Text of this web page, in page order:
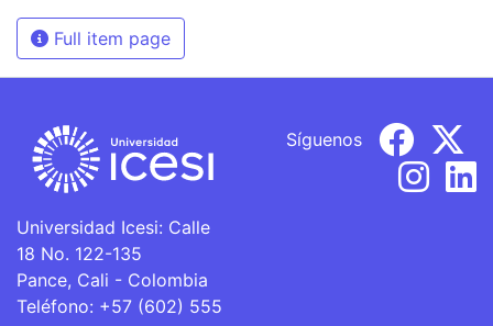
Full item page
Universidad Icesi: Calle
18 No. 122-135
Pance, Cali - Colombia
Teléfono: +57 (602) 555
Síguenos